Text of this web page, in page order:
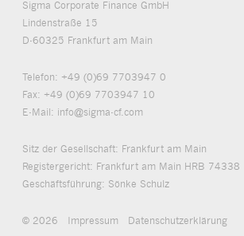
Sigma Corporate Finance GmbH
Lindenstraße 15
D-60325 Frankfurt am Main
Telefon: +49 (0)69 7703947 0
Fax: +49 (0)69 7703947 10
E-Mail: info@sigma-cf.com
Sitz der Gesellschaft: Frankfurt am Main
Registergericht: Frankfurt am Main HRB 74338
Geschäftsführung: Sönke Schulz
© 2026 Impressum Datenschutzerklärung